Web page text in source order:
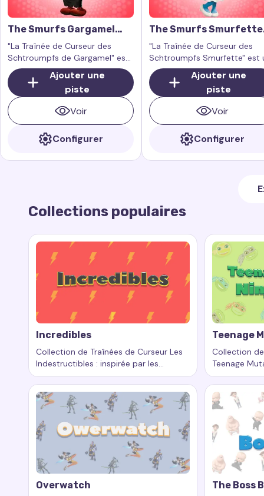
The Smurfs Gargamel
Cursor Trail
"La Traînée de Curseur des
Schtroumpfs de Gargamel" est
une extension de navigateur
créée par des fans qui ajoute un
effet de curseur magique et
espiègle inspiré par le rusé et
joueur Gargamel de la franchise
Ajouter une
piste
Voir
Configurer
The Smurfs Smurfette
Cursor Trail
"La Traînée de Curseur des
Schtroumpfs Smurfette" est
charmant effet pour votre
curseur de souris, qui s'active
lorsque vous déplacez la
Ajouter une
piste
Voir
Configurer
Collections populaires
Incredibles
Collection de Traînées de Curseur Les
Indestructibles : inspirée par les
aventures d’une famille héroïque
Mots-clés :Incredibles, traînées de curseur
Teenage
Collection
Teenage
inspirée par
Mots-clés :
Overwatch The Boss